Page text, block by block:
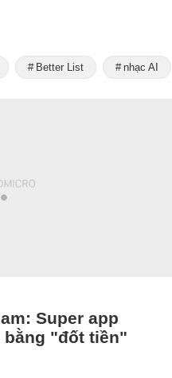
Better List nhạc AI
Super app
bằng "đốt tiền"